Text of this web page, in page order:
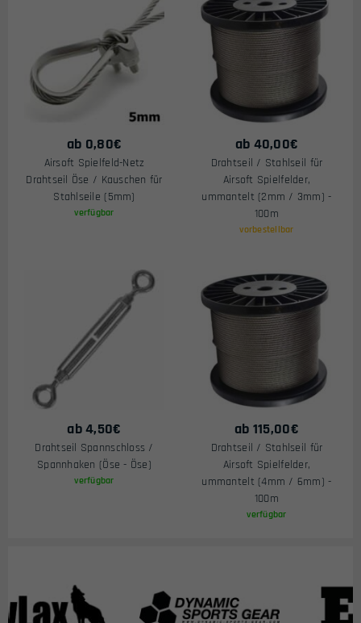
ab 0,80€
Airsoft Spielfeld-Netz
Drahtseil Öse / Kauschen für
Stahlseile (5mm)
verfügbar
ab 40,00€
Drahtseil / Stahlseil für
Airsoft Spielfelder,
ummantelt (2mm / 3mm) -
100m
vorbestellbar
ab4,50€
Drahtseil Spannschloss /
Spannhaken (Öse - Öse)
verfügbar
ab 115,00€
Drahtseil / Stahlseil für
Airsoft Spielfelder,
ummantelt (4mm / 6mm) -
100m
verfügbar